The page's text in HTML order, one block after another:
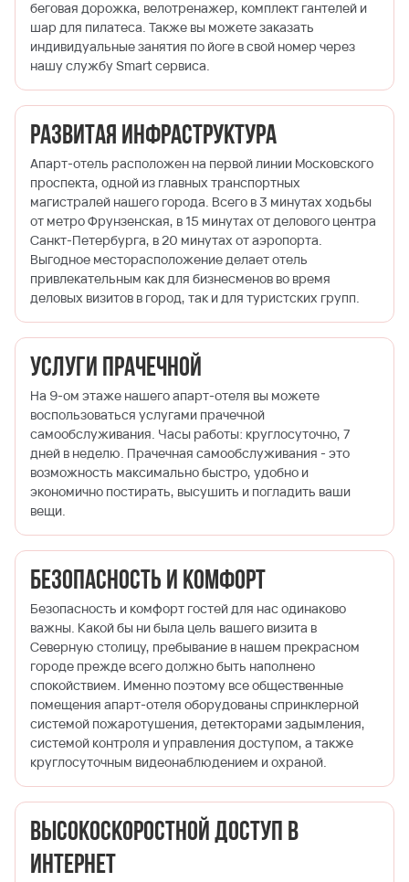
беговая дорожка, велотренажер, комплект гантелей и
шар для пилатеса. Также вы можете заказать
индивидуальные занятия по йоге в свой номер через
нашу службу Smart сервиса.
Развитая инфраструктура
Апарт-отель расположен на первой линии Московского
проспекта, одной из главных транспортных
магистралей нашего города. Всего в 3 минутах ходьбы
от метро Фрунзенская, в 15 минутах от делового центра
Санкт-Петербурга, в 20 минутах от аэропорта.
Выгодное месторасположение делает отель
привлекательным как для бизнесменов во время
деловых визитов в город, так и для туристских групп.
Услуги прачечной
На 9-ом этаже нашего апарт-отеля вы можете
воспользоваться услугами прачечной
самообслуживания. Часы работы: круглосуточно, 7
дней в неделю. Прачечная самообслуживания - это
возможность максимально быстро, удобно и
экономично постирать, высушить и погладить ваши
вещи.
Безопасность и комфорт
Безопасность и комфорт гостей для нас одинаково
важны. Какой бы ни была цель вашего визита в
Северную столицу, пребывание в нашем прекрасном
городе прежде всего должно быть наполнено
спокойствием. Именно поэтому все общественные
помещения апарт-отеля оборудованы спринклерной
системой пожаротушения, детекторами задымления,
системой контроля и управления доступом, а также
круглосуточным видеонаблюдением и охраной.
Высокоскоростной доступ в
Интернет